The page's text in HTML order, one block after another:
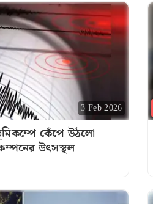
3 Feb 2026
কেঁপে উঠলো
উৎসস্থল